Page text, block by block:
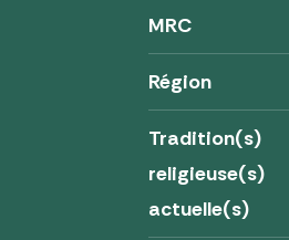
MRC
Région
Tradition(s)
religieuse(s)
actuelle(s)